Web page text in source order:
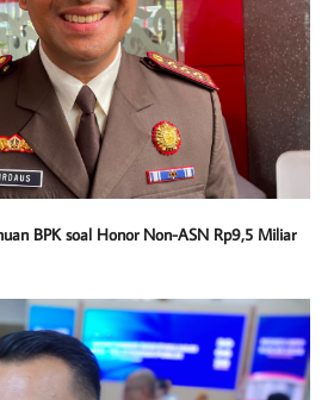
BPK soal Honor Non-ASN Rp9,5 Miliar